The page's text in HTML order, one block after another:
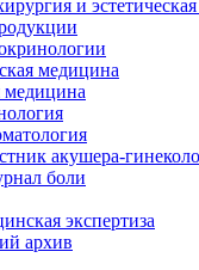
и
медицина
медицина
акушера-
боли
экспертиза
архив